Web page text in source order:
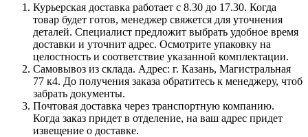
Курьерская доставка работает с 8.30 до 17.30. Когда
товар будет готов, менеджер свяжется для уточнения
деталей. Специалист предложит выбрать удобное время
доставки и уточнит адрес. Осмотрите упаковку на
целостность и соответствие указанной комплектации.
Самовывоз из склада. Адрес: г. Казань, Магистральная
77 к4. До получения заказа обратитесь к менеджеру, чтоб
забрать документы.
Почтовая доставка через транспортную компанию.
Когда заказ придет в отделение, на ваш адрес придет
извещение о доставке.